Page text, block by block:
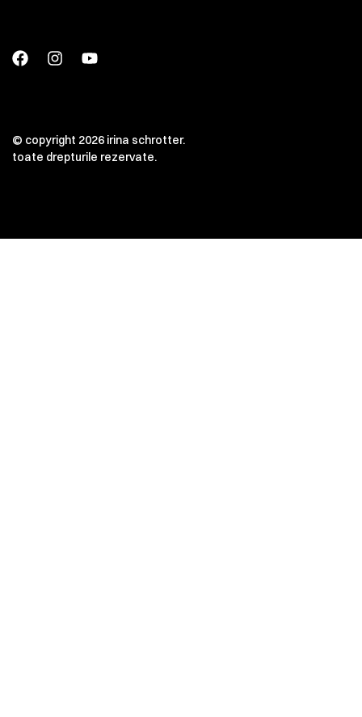
© copyright 2026 irina schrotter.
toate drepturile rezervate.